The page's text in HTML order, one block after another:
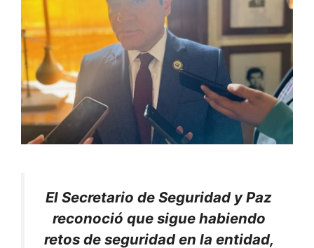
El Secretario de Seguridad y Paz
reconoció que sigue habiendo
retos de seguridad en la entidad,